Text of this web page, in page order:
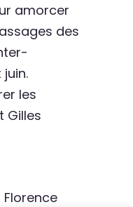
amorcer
des
les
Gilles
Florence